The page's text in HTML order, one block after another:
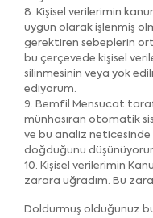
8. Kişisel verilerimin
uygun olarak işlenmiş
gerektiren sebeplerin
bu çerçevede kişisel
silinmesinin veya yok
ediyorum.
9. Bemfil Mensucat
münhasıran otomatik
ve bu analiz neticesinde
doğduğunu
10. Kişisel verilerimin
zarara uğradım. Bu
Doldurmuş olduğunuz